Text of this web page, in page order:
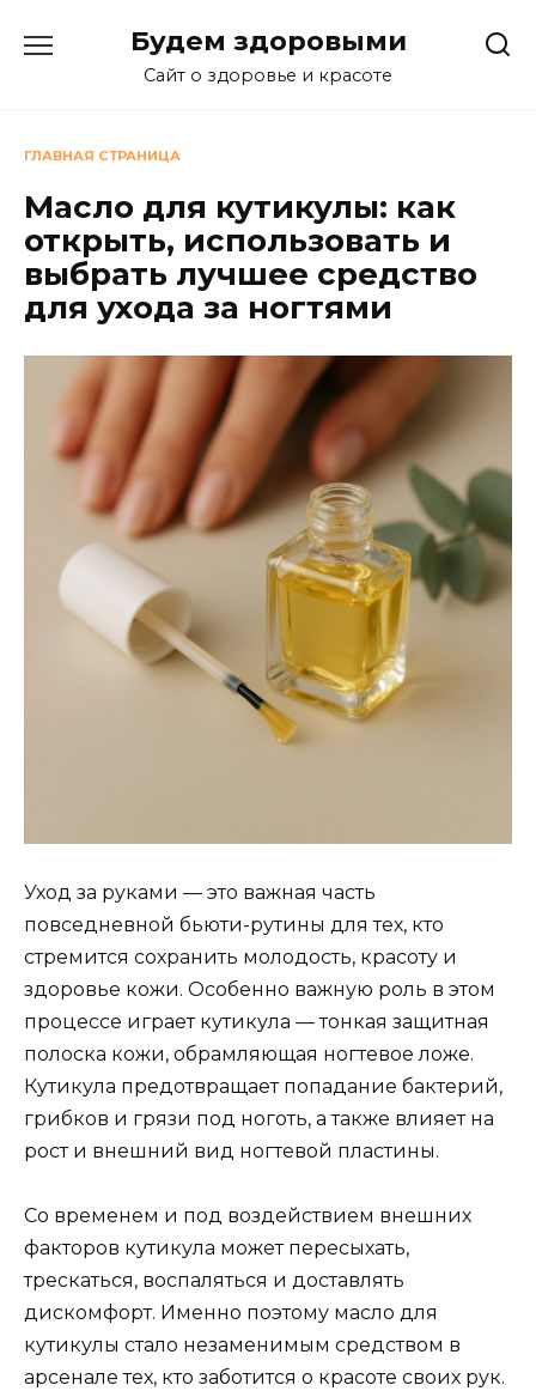
Будем здоровыми
Сайт о здоровье и красоте
ГЛАВНАЯ СТРАНИЦА
Масло для кутикулы: как
открыть, использовать и
выбрать лучшее средство
для ухода за ногтями
Уход за руками — это важная часть
повседневной бьюти-рутины для тех, кто
стремится сохранить молодость, красоту и
здоровье кожи. Особенно важную роль в этом
процессе играет кутикула — тонкая защитная
полоска кожи, обрамляющая ногтевое ложе.
Кутикула предотвращает попадание бактерий,
грибков и грязи под ноготь, а также влияет на
рост и внешний вид ногтевой пластины.
Со временем и под воздействием внешних
факторов кутикула может пересыхать,
трескаться, воспаляться и доставлять
дискомфорт. Именно поэтому масло для
кутикулы стало незаменимым средством в
арсенале тех, кто заботится о красоте своих рук.